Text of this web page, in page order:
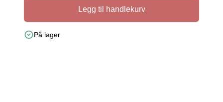
Legg til handlekurv
På lager